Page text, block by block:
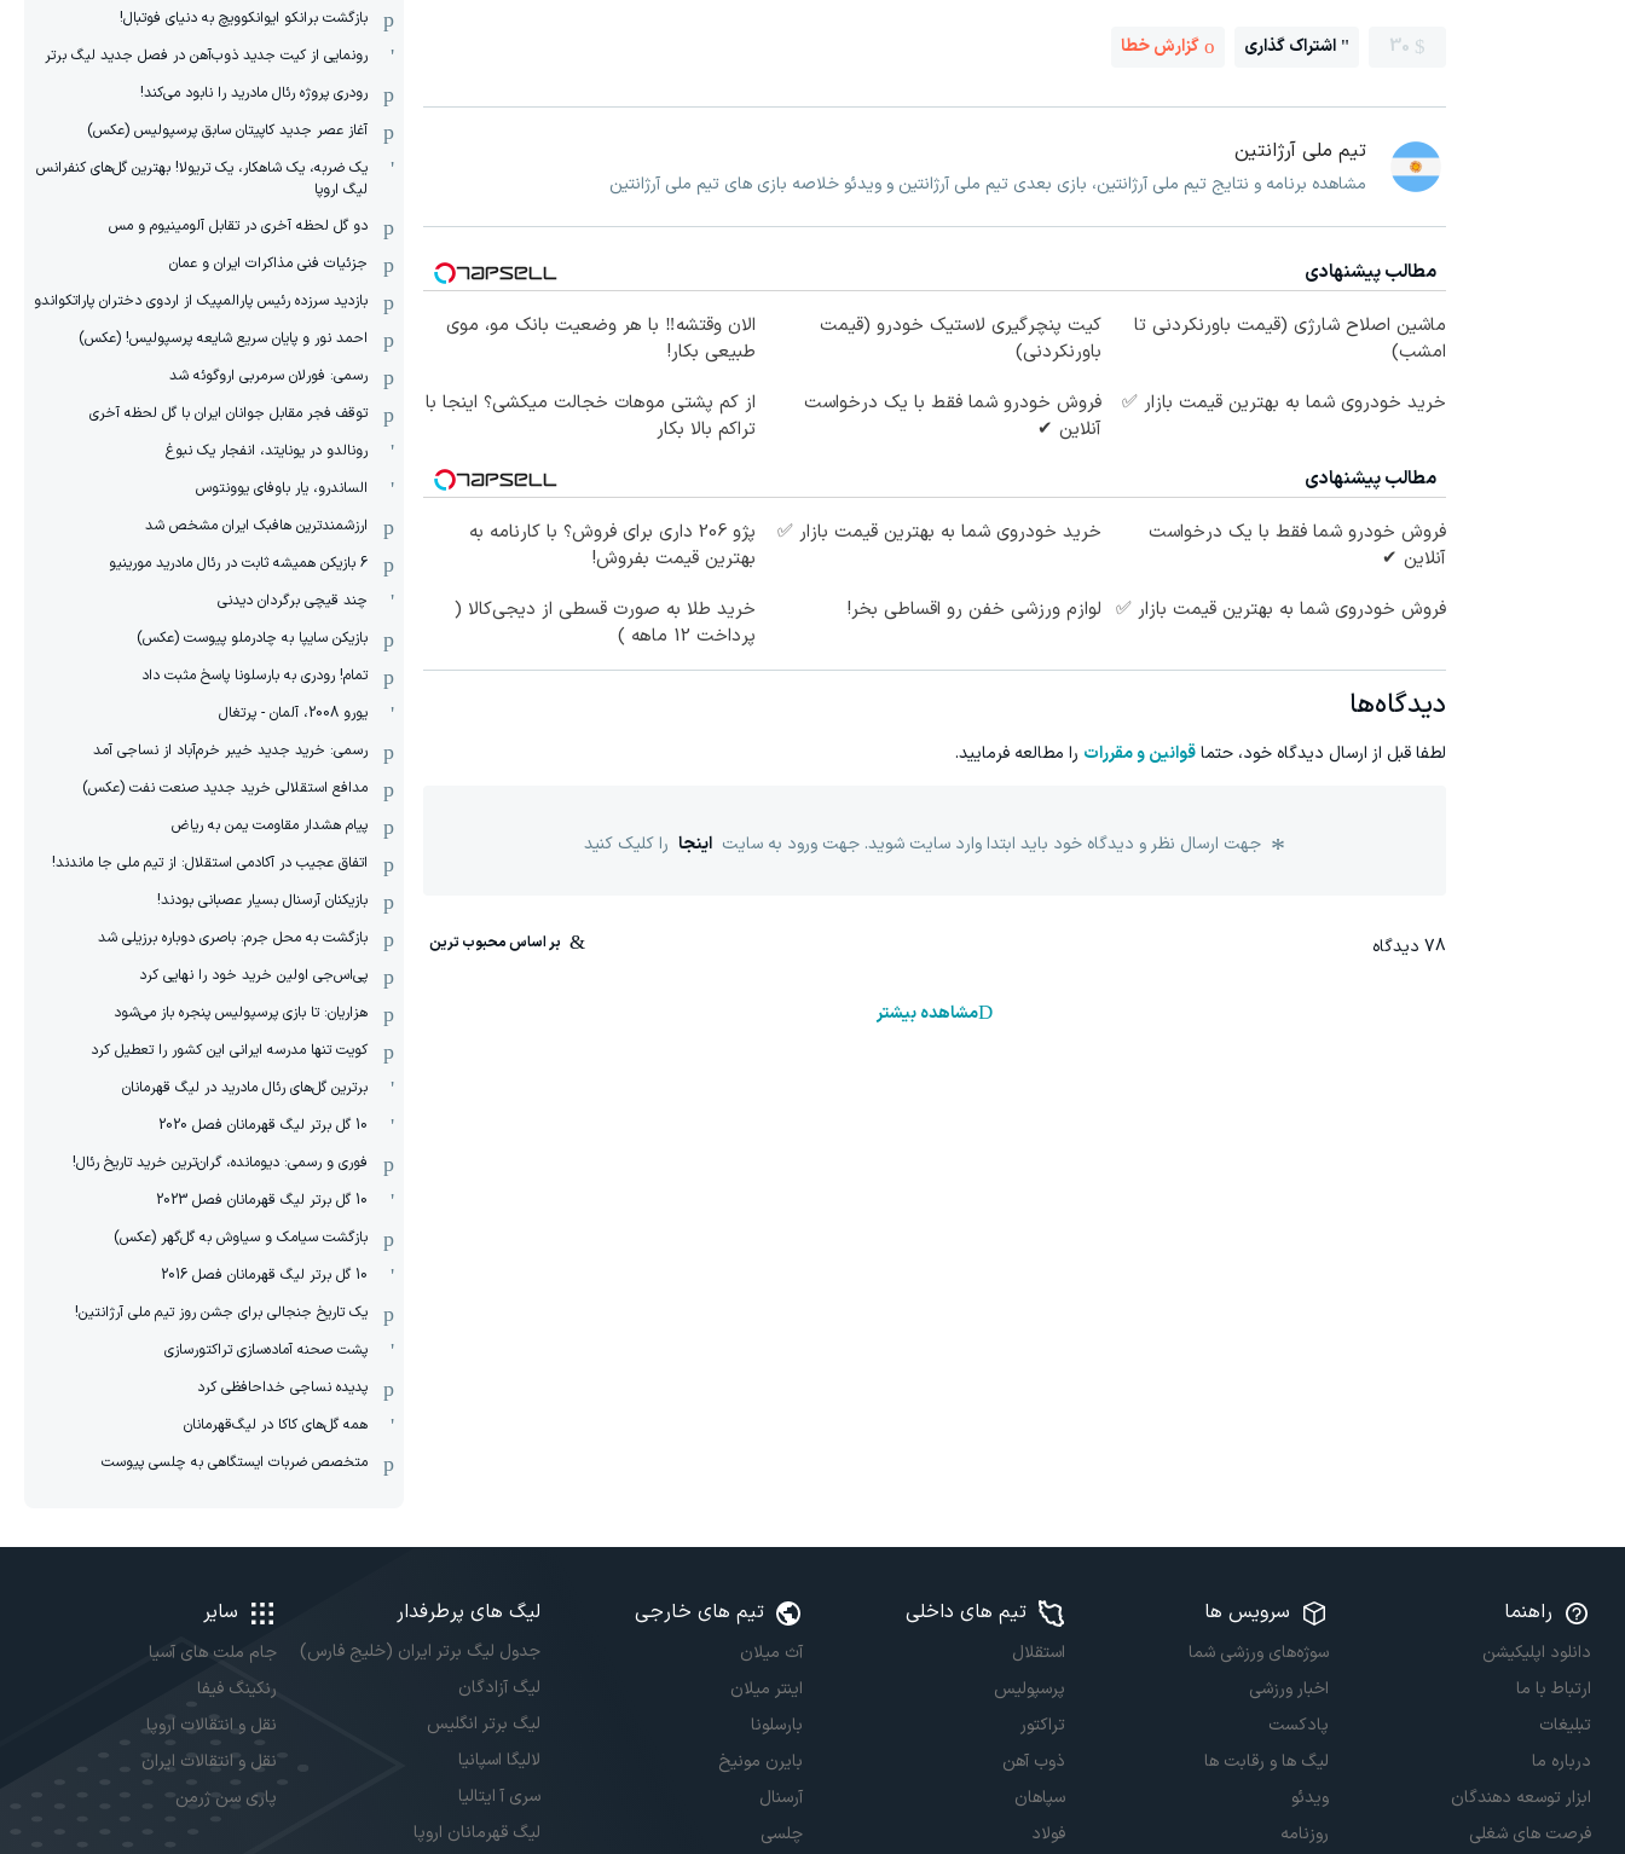
30 اشتراک گذاری گزارش خطا
تیم ملی آرژانتین
مشاهده برنامه و نتایج تیم ملی آرژانتین، بازی بعدی تیم ملی آرژانتین و ویدئو خلاصه بازی های تیم ملی آرژانتین
مطالب پیشنهادی
ماشین اصلاح شارژی (قیمت باورنکردنی تا
امشب)
کیت پنچرگیری لاستیک خودرو (قیمت
باورنکردنی)
الان وقتشه‼️ با هر وضعیت بانک مو، موی
طبیعی بکار!
خرید خودروی شما به بهترین قیمت بازار ✅
فروش خودرو شما فقط با یک درخواست
آنلاین ✔
از کم پشتی موهات خجالت میکشی؟ اینجا با
تراکم بالا بکار
مطالب پیشنهادی
فروش خودرو شما فقط با یک درخواست
آنلاین ✔
خرید خودروی شما به بهترین قیمت بازار ✅
پژو 206 داری برای فروش؟ با کارنامه به
بهترین قیمت بفروش!
فروش خودروی شما به بهترین قیمت بازار ✅ لوازم ورزشی خفن رو اقساطی بخر!
خرید طلا به صورت قسطی از دیجی‌کالا (
پرداخت 12 ماهه )
دیدگاه‌ها
لطفا قبل از ارسال دیدگاه خود، حتماقوانین و مقررات را مطالعه فرمایید.
جهت ارسال نظر و دیدگاه خود باید ابتدا وارد سایت شوید. جهت ورود به سایت اینجا را کلیک کنید
78 دیدگاه
مشاهده بیشتر
بازگشت برانکو ایوانکوویچ به دنیای فوتبال!
رونمایی از کیت جدید ذوب‌آهن در فصل جدید لیگ برتر
رودری پروژه رئال مادرید را نابود می‌کند!
آغاز عصر جدید کاپیتان سابق پرسپولیس (عکس)
یک ضربه، یک شاهکار، یک تریولا! بهترین گل‌های کنفرانس
لیگ اروپا
دو گل لحظه آخری در تقابل آلومینیوم و مس
جزئیات فنی مذاکرات ایران و عمان
بازدید سرزده رئیس پارالمپیک از اردوی دختران پاراتکواندو
احمد نور و پایان سریع شایعه پرسپولیس! (عکس)
رسمی: فورلان سرمربی اروگوئه شد
توقف فجر مقابل جوانان ایران با گل لحظه آخری
رونالدو در یونایتد، انفجار یک نبوغ
الساندرو، یار باوفای یوونتوس
ارزشمندترین هافبک ایران مشخص شد
6 بازیکن همیشه ثابت در رئال مادرید مورینیو
چند قیچی برگردان دیدنی
بازیکن سایپا به چادرملو پیوست (عکس)
تمام! رودری به بارسلونا پاسخ مثبت داد
یورو 2008، آلمان - پرتغال
رسمی: خرید جدید خیبر خرم‌آباد از نساجی آمد
مدافع استقلالی خرید جدید صنعت نفت (عکس)
پیام هشدار مقاومت یمن به ریاض
اتفاق عجیب در آکادمی استقلال: از تیم ملی جا ماندند!
بازیکنان آرسنال بسیار عصبانی بودند!
بازگشت به محل جرم: باصری دوباره برزیلی شد
پی‌اس‌جی اولین خرید خود را نهایی کرد
هزاریان: تا بازی پرسپولیس پنجره باز می‌شود
کویت تنها مدرسه ایرانی این کشور را تعطیل کرد
برترین گل‌های رئال مادرید در لیگ قهرمانان
10 گل برتر لیگ قهرمانان فصل 2020
فوری و رسمی: دیومانده، گران‌ترین خرید تاریخ رئال!
10 گل برتر لیگ قهرمانان فصل 2023
بازگشت سیامک و سیاوش به گل‌گهر (عکس)
10 گل برتر لیگ قهرمانان فصل 2016
یک تاریخ جنجالی برای جشن روز تیم ملی آرژانتین!
پشت صحنه آماده‌سازی تراکتورسازی
پدیده نساجی خداحافظی کرد
همه گل‌های کاکا در لیگ‌قهرمانان
متخصص ضربات ایستگاهی به چلسی پیوست
راهنما
دانلود اپلیکیشن
ارتباط با ما
تبلیغات
درباره ما
ابزار توسعه دهندگان
فرصت های شغلی
سرویس ها
سوژه‌های ورزشی شما
اخبار ورزشی
پادکست
لیگ ها و رقابت ها
ویدئو
روزنامه
تیم های داخلی
استقلال
پرسپولیس
تراکتور
ذوب آهن
سپاهان
فولاد
تیم های خارجی
آث میلان
اینتر میلان
بارسلونا
بایرن مونیخ
آرسنال
چلسی
لیگ های پرطرفدار
جدول لیگ برتر ایران (خلیج فارس)
لیگ آزادگان
لیگ برتر انگلیس
لالیگا اسپانیا
سری آ ایتالیا
لیگ قهرمانان اروپا
سایر
جام ملت های آسیا
رنکینگ فیفا
نقل و انتقالات اروپا
نقل و انتقالات ایران
پاری سن ژرمن